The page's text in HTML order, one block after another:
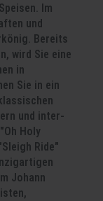
Im
und
Bereits
wird Sie eine
in
Sie in ein
und inter-
Holy
Ride"
Johann